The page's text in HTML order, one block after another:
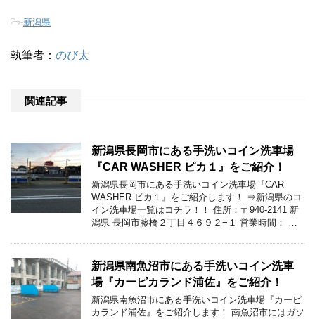
-新潟県
執筆者： のび太
関連記事
新潟県長岡市にある手洗いコイン洗車場
『CAR WASHER ピカ１』をご紹介！
新潟県長岡市にある手洗いコイン洗車場『CAR
WASHER ピカ１』をご紹介します！ ⇒新潟県のコ
イン洗車場一覧はコチラ！！ 住所：〒940-2141 新
潟県 長岡市藤橋２丁目４６９２−１ 営業時間： …
新潟県南魚沼市にある手洗いコイン洗車
場『カーピカランド浦佐』をご紹介！
新潟県南魚沼市にある手洗いコイン洗車場『カーピ
カランド浦佐』をご紹介します！ 南魚沼市にはガソ